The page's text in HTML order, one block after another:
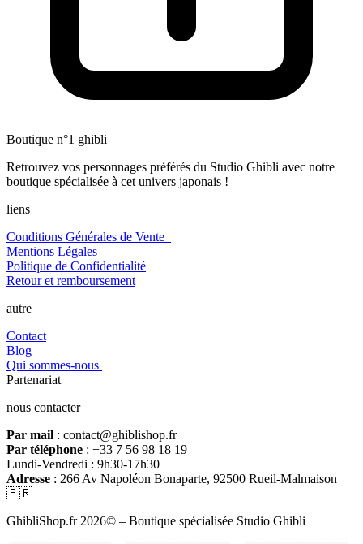
Boutique n°1 ghibli
Retrouvez vos personnages préférés du Studio Ghibli avec notre
boutique spécialisée à cet univers japonais !
liens
Conditions Générales de Vente
Mentions Légales
Politique de Confidentialité
Retour et remboursement
autre
Contact
Blog
Qui sommes-nous
Partenariat
nous contacter
Par mail : contact@ghiblishop.fr
Par téléphone : +33 7 56 98 18 19
Lundi-Vendredi : 9h30-17h30
Adresse : 266 Av Napoléon Bonaparte, 92500 Rueil-Malmaison
🇫🇷
GhibliShop.fr 2026© – Boutique spécialisée Studio Ghibli